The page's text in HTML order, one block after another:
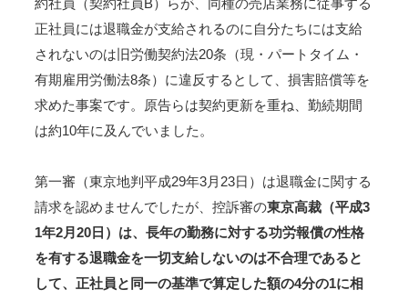
約社員（契約社員B）らが、同種の売店業務に従事する
正社員には退職金が支給されるのに自分たちには支給
されないのは旧労働契約法20条（現・パートタイム・
有期雇用労働法8条）に違反するとして、損害賠償等を
求めた事案です。原告らは契約更新を重ね、勤続期間
は約10年に及んでいました。
第一審（東京地判平成29年3月23日）は退職金に関する
請求を認めませんでしたが、控訴審の東京高裁（平成3
1年2月20日）は、長年の勤務に対する功労報償の性格
を有する退職金を一切支給しないのは不合理であると
して、正社員と同一の基準で算定した額の4分の1に相